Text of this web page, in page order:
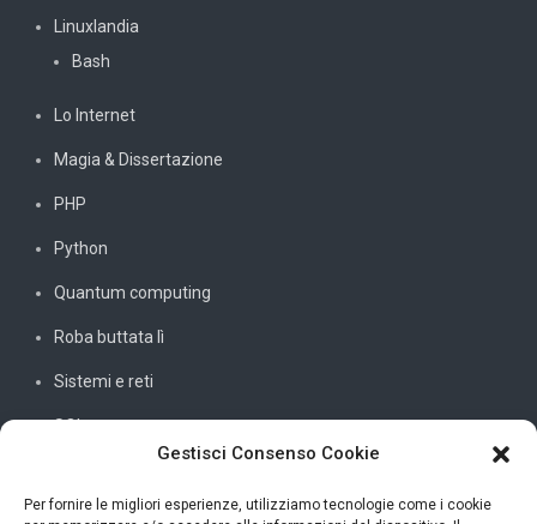
Gestisci Consenso Cookie
Per fornire le migliori esperienze, utilizziamo tecnologie come i cookie
Linuxlandia
Bash
Lo Internet
Magia & Dissertazione
PHP
Python
Quantum computing
Roba buttata lì
Sistemi e reti
SQL
C#